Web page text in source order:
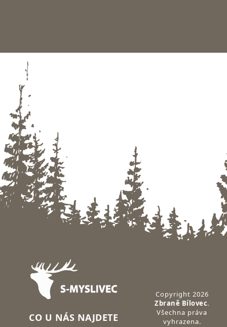
Zápatí
CO U NÁS NAJDETE
Copyright 2026
Zbraně Bílovec.
Všechna práva
vyhrazena.